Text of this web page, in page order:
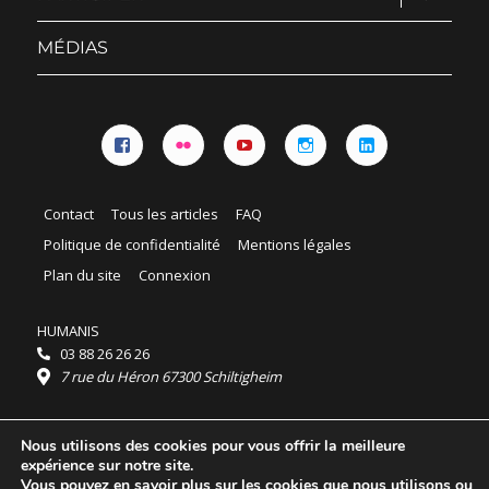
sous-
MÉDIAS
Contact Tous les articles
FAQ
Politique de confidentialité
Mentions légales
Plan du site
Connexion
HUMANIS
03 88 26 26 26
7 rue du Héron 67300 Schiltigheim
Horaires :
HUMANIS : du lundi au vendredi 9h - 18h
Ordidocaz : du lundi au vendredi 8h - 19h
Nous utilisons des cookies pour vous offrir la meilleure
expérience sur notre site.